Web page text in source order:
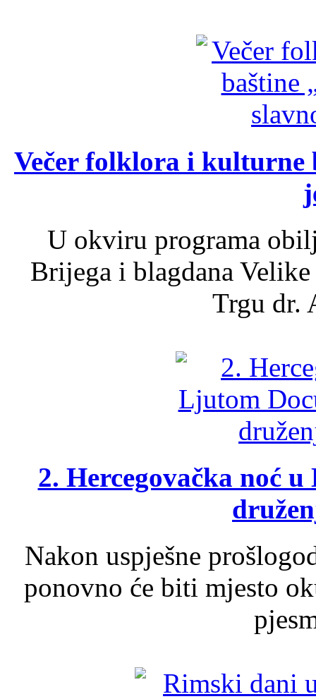
Večer folklora i kulturne
U okviru programa
Brijega i blagdana
Trgu dr.
2. Hercegovačka noć
Nakon uspješne
ponovno će biti mjesto